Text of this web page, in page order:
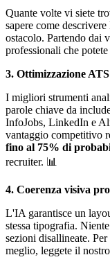
Quante volte vi siete
sapere come
ostacolo. Partendo dai
professionali che
3. Ottimizzazione
I migliori strumenti
parole chiave da
InfoJobs, LinkedIn e
vantaggio competitivo
fino al 75% di
recruiter. 📊
4. Coerenza visiva
L'IA garantisce un
stessa tipografia.
sezioni disallineate.
meglio, leggete il